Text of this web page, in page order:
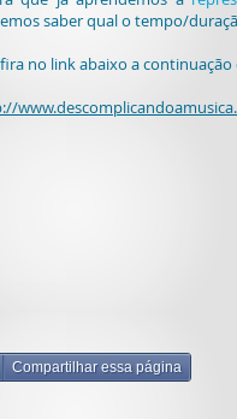
saber qual o tempo/
no link abaixo a
Compartilhar essa página